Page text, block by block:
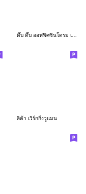
ดึ๊บ ดึ๊บ ออฟฟิศซินโดรม เจ็ด
ลิต้า เวิร์กกิ้งวูแมน